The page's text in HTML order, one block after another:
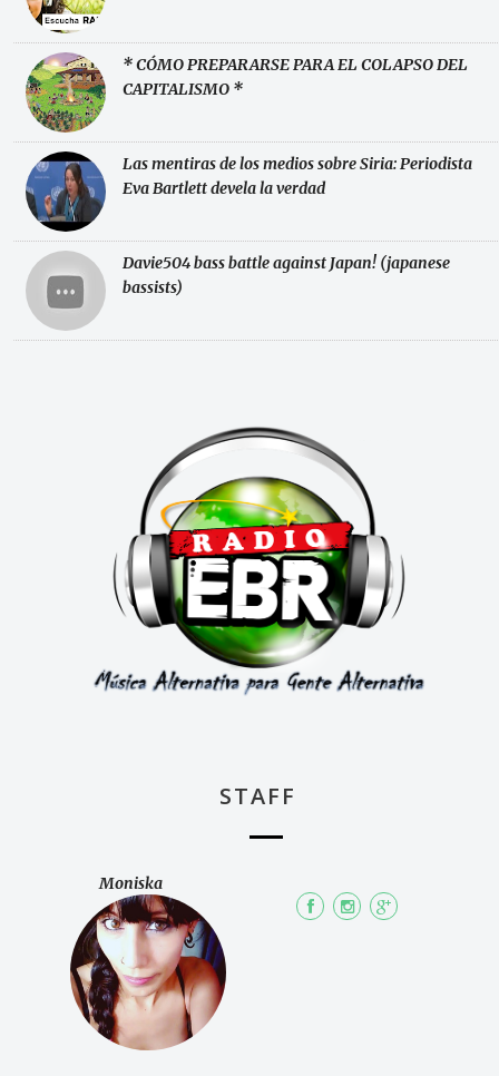
* CÓMO PREPARARSE PARA EL COLAPSO DEL
CAPITALISMO *
Las mentiras de los medios sobre Siria: Periodista
Eva Bartlett devela la verdad
Davie504 bass battle against Japan! (japanese
bassists)
STAFF
Moniska